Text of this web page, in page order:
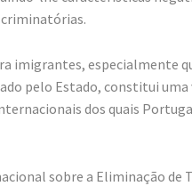
imigrantes, especialmente
pelo Estado, constitui uma
dos quais
sobre a Eliminação de